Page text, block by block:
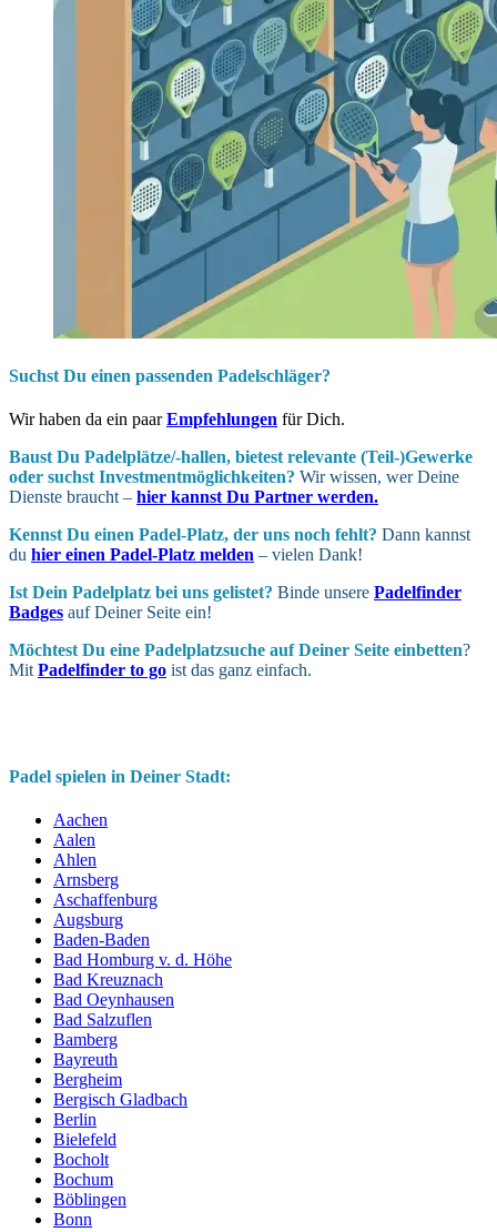
Suchst Du einen passenden Padelschläger?
Wir haben da ein paarEmpfehlungen für Dich.
Baust Du Padel­plätze/-hallen, bietest relevante (Teil-)Gewerke
oder suchst In­vest­ment­möglich­keiten? Wir wissen, wer Deine
Dienste braucht – hier kannst Du Partner werden.
Kennst Du einen Padel-Platz, der uns noch fehlt? Dann kannst
du hier einen Padel-Platz melden – vielen Dank!
Ist Dein Padel­platz bei uns gelistet? Binde unsere Padelfinder
Badges auf Deiner Seite ein!
Möchtest Du eine Padel­platz­suche auf Deiner Seite ein­betten?
MitPadelfinder to go ist das ganz einfach.
Padel spielen in Deiner Stadt:
Aachen
Aalen
Ahlen
Arnsberg
Aschaffenburg
Augsburg
Baden-Baden
Bad Homburg v. d. Höhe
Bad Kreuznach
Bad Oeynhausen
Bad Salzuflen
Bamberg
Bayreuth
Bergheim
Bergisch Gladbach
Berlin
Bielefeld
Bocholt
Bochum
Böblingen
Bonn